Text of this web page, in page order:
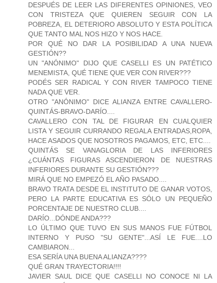
DESPUÉS DE LEER LAS DIFERENTES OPINIONES, VEO
CON TRISTEZA QUE QUIEREN SEGUIR CON LA
POBREZA, EL DETERIORO ABSOLUTO Y ESTA POLÍTICA
QUE TANTO MAL NOS HIZO Y NOS HACE.
POR QUÉ NO DAR LA POSIBILIDAD A UNA NUEVA
GESTIÓN??
UN "ANÓNIMO" DIJO QUE CASELLI ES UN PATÉTICO
MENEMISTA, QUÉ TIENE QUE VER CON RIVER???
PODÉS SER RADICAL Y CON RIVER TAMPOCO TIENE
NADA QUE VER.
OTRO "ANÓNIMO" DICE ALIANZA ENTRE CAVALLERO-
QUINTÁS-BRAVO-DARÍO....
CAVALLERO CON TAL DE FIGURAR EN CUALQUIER
LISTA Y SEGUIR CURRANDO REGALA ENTRADAS,ROPA,
HACE ASADOS QUE NOSOTROS PAGAMOS, ETC, ETC....
QUINTÁS SE VANAGLORIA DE LAS INFERIORES
¿CUÁNTAS FIGURAS ASCENDIERON DE NUESTRAS
INFERIORES DURANTE SU GESTIÓN???
MIRÁ QUE NO EMPEZÓ EL AÑO PASADO....
BRAVO TRATA DESDE EL INSTITUTO DE GANAR VOTOS,
PERO LA PARTE EDUCATIVA ES SÓLO UN PEQUEÑO
PORCENTAJE DE NUESTRO CLUB....
DARÍO...DÓNDE ANDA???
LO ÚLTIMO QUE TUVO EN SUS MANOS FUE FÚTBOL
INTERNO Y PUSO "SU GENTE"...ASÍ LE FUE....LO
CAMBIARON...
ESA SERÍA UNA BUENA ALIANZA????
QUÉ GRAN TRAYECTORIA!!!!
JAVIER SAUL DICE QUE CASELLI NO CONOCE NI LA